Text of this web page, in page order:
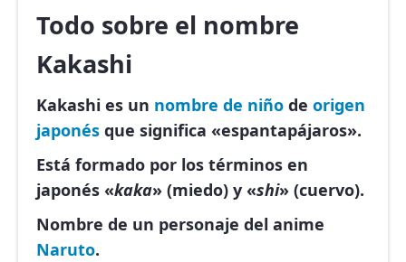
Todo sobre el nombre
Kakashi
Kakashi es un nombre de niño de origen
japonés que significa «espantapájaros».
Está formado por los términos en
japonés «kaka» (miedo) y «shi» (cuervo).
Nombre de un personaje del anime
Naruto.